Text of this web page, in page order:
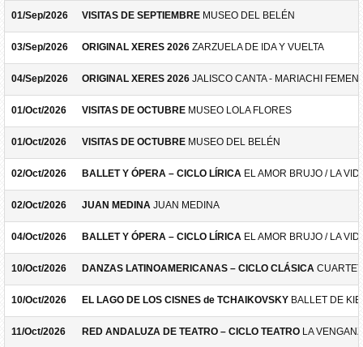
01/Sep/2026 VISITAS DE SEPTIEMBRE MUSEO DEL BELÉN
03/Sep/2026 ORIGINAL XERES 2026 ZARZUELA DE IDA Y VUELTA
04/Sep/2026 ORIGINAL XERES 2026 JALISCO CANTA - MARIACHI
01/Oct/2026 VISITAS DE OCTUBRE MUSEO LOLA FLORES
01/Oct/2026 VISITAS DE OCTUBRE MUSEO DEL BELÉN
02/Oct/2026 BALLET Y ÓPERA – CICLO LÍRICA EL AMOR BRUJO / LA
02/Oct/2026 JUAN MEDINA JUAN MEDINA
04/Oct/2026 BALLET Y ÓPERA – CICLO LÍRICA EL AMOR BRUJO / LA
10/Oct/2026 DANZAS LATINOAMERICANAS – CICLO CLÁSICA
10/Oct/2026 EL LAGO DE LOS CISNES de TCHAIKOVSKY BALLET DE
11/Oct/2026 RED ANDALUZA DE TEATRO – CICLO TEATRO LA